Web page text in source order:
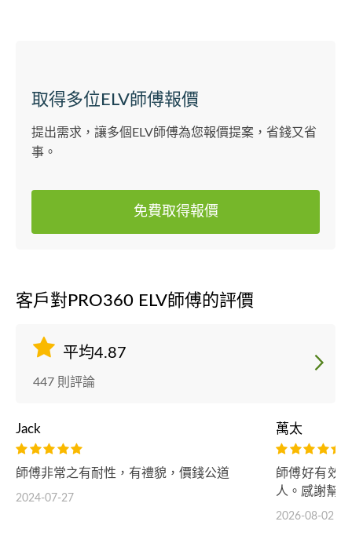
取得多位ELV師傅報價
提出需求，讓多個ELV師傅為您報價提案，省錢又省
事。
免費取得報價
客戶對PRO360 ELV師傅的評價
平均4.87
447 則評論
Jack
師傅非常之有耐性，有禮貌，價錢公道
2024-07-27
萬太
師傅好有效
人。感謝幫
2026-08-02